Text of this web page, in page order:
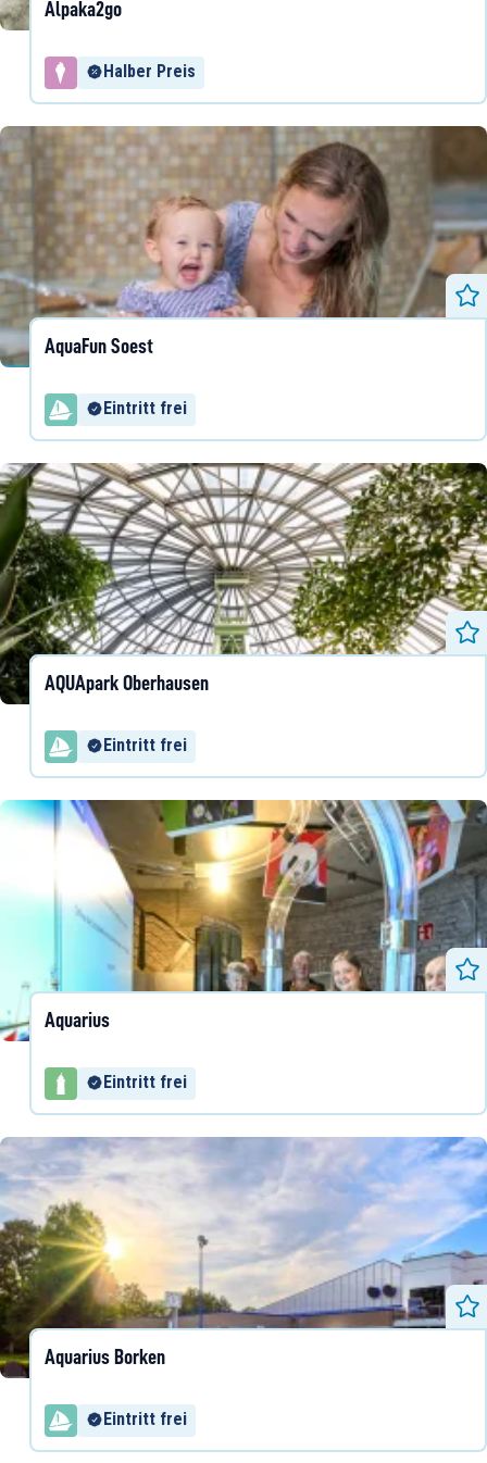
Alpaka2go
Halber Preis
AquaFun Soest
Eintritt frei
AQUApark Oberhausen
Eintritt frei
Aquarius
Eintritt frei
Aquarius Borken
Eintritt frei